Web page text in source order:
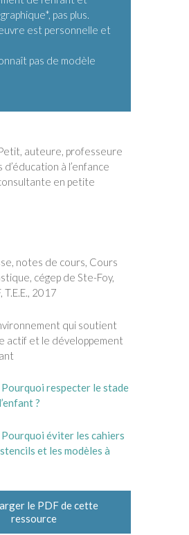
pas plus.
est personnelle et
pas de modèle
auteure, professeure
d’éducation à l’enfance
en petite
notes de cours, Cours
cégep de Ste-Foy,
2017
qui soutient
actif et le développement
Pourquoi respecter le stade
?
Pourquoi éviter les cahiers
et les modèles à
le PDF de cette
ressource